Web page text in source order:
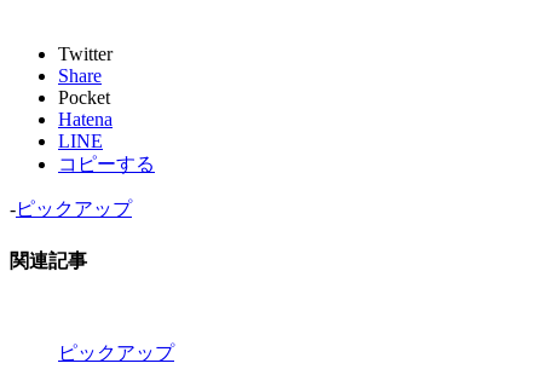
Twitter
Share
Pocket
Hatena
LINE
コピーする
-ピックアップ
関連記事
ピックアップ